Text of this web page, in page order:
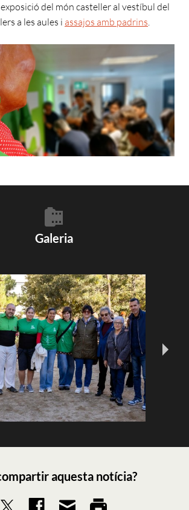
del món casteller al vestíbul del
a les aules i assajos amb padrins.
Galeria
aquesta notícia?